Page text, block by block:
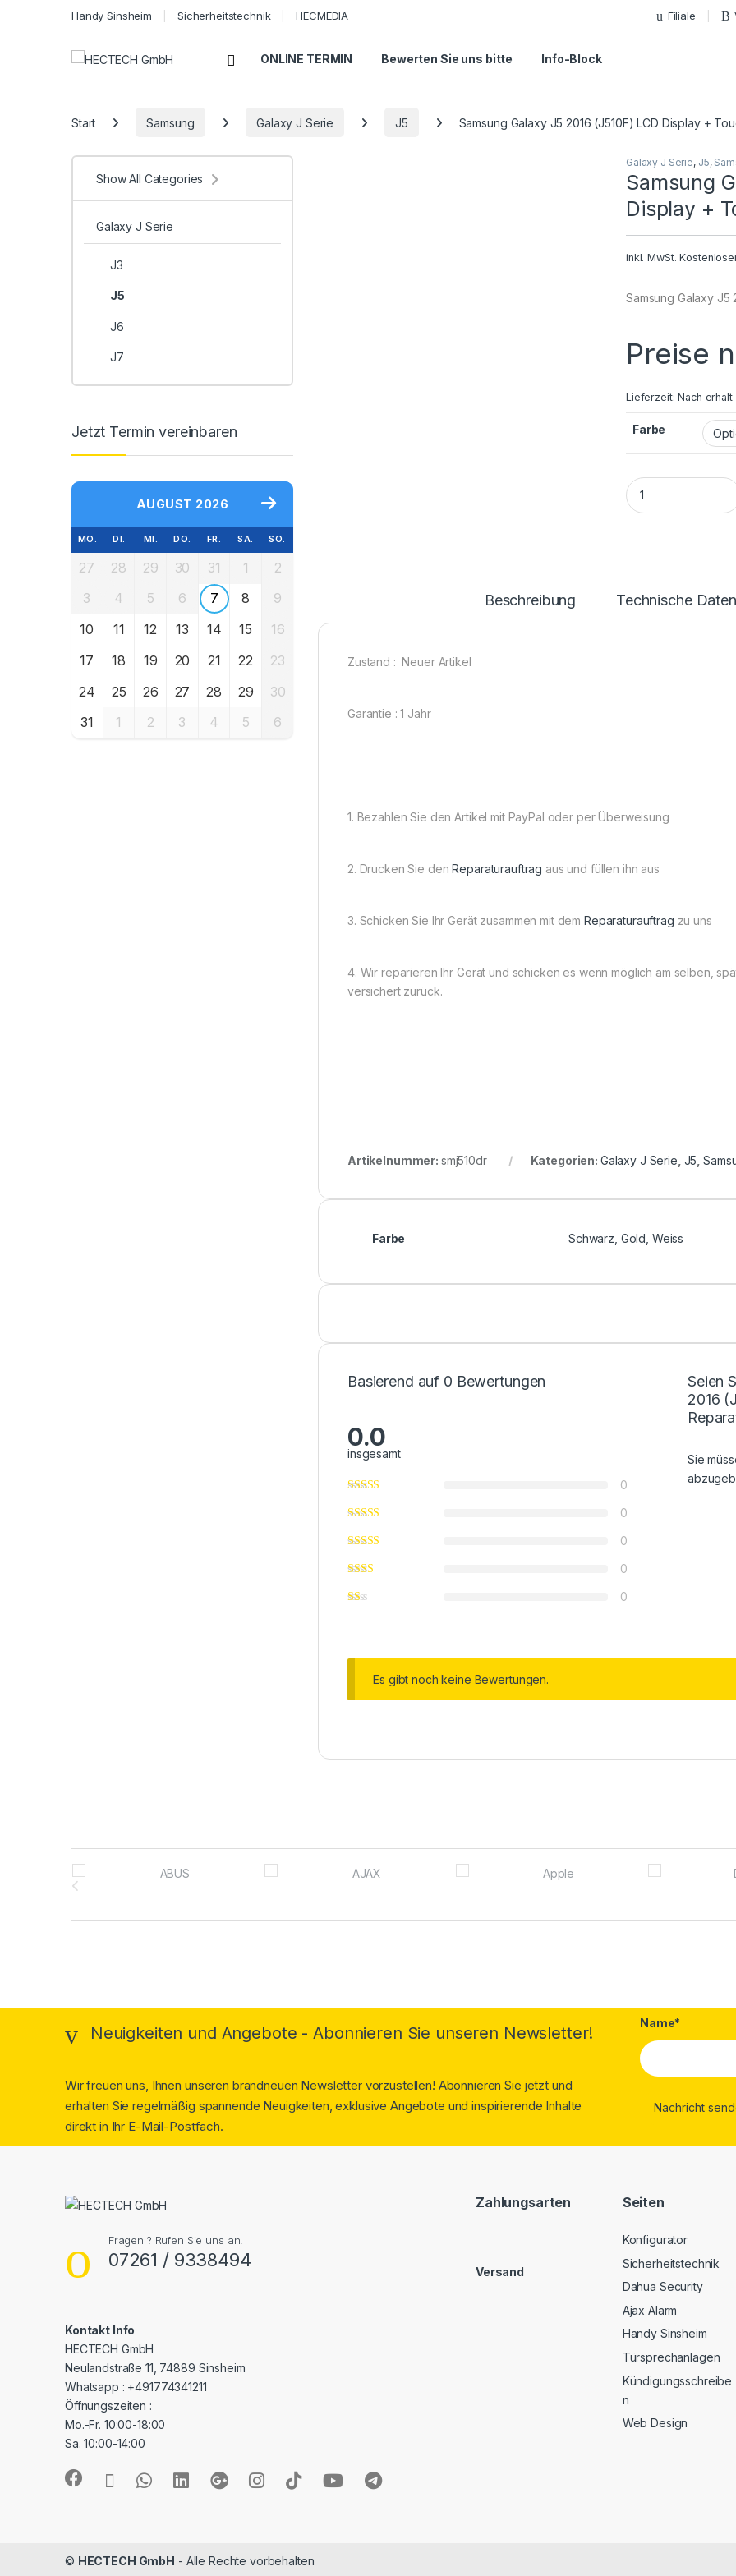
Handy Sinsheim Sicherheitstechnik HECMEDIA Filiale
Open ONLINE TERMIN Bewerten Sie uns bitte Info-Block
Start Samsung Galaxy J Serie J5 Samsung Galaxy J5 2016 (J510F) LCD Display +
Galaxy J Serie, J5,
Samsung
Display +
inkl. MwSt.
Samsung Galaxy J5
Preise
Lieferzeit:Nach
Farbe
Samsung Galaxy
Beschreibung Technische Daten
Zustand : Neuer Artikel
Garantie : 1 Jahr
1. Bezahlen Sie den Artikel mit PayPal oder per Überweisung
2. Drucken Sie denReparaturauftrag aus und füllen ihn aus
3. Schicken Sie Ihr Gerät zusammen mit dem Reparaturauftrag zu uns
4. Wir reparieren Ihr Gerät und schicken es wenn möglich am selben,
versichert zurück.
Artikelnummer: smj510dr Kategorien: Galaxy J Serie J5 ,
Farbe Schwarz, Gold, Weiss
Basierend auf 0 Bewertungen
0.0
insgesamt
0
0
0
0
0
Seien
2016
Sie
Es gibt noch keine Bewertungen.
Show All Categories
Galaxy J Serie
J3
J5
J6
J7
Jetzt Termin vereinbaren
AUGUST 2026
MO. DI. MI. DO. FR. SA. SO.
27 28 29 30 31 1
2
3
4 5 6 7 8
9
10
11 12 13 14 15
16
17
18 19 20 21 22
23
24
25 26 27 28 29
30
31
1 2 3 4 5 6
Brands Carousel
Neuigkeiten und Angebote - Abonnieren Sie unseren Newsletter!
Wir freuen uns, Ihnen unseren brandneuen Newsletter vorzustellen! Abonnieren Sie jetzt und
erhalten Sie regelmäßig spannende Neuigkeiten, exklusive Angebote und inspirierende Inhalte
direkt in Ihr E-Mail-Postfach.
Name*
Fragen ? Rufen Sie uns an!
07261 / 9338494
Kontakt Info
HECTECH GmbH
Neulandstraße 11, 74889 Sinsheim
Whatsapp : +491774341211
Öffnungszeiten :
Mo.-Fr. 10:00-18:00
Sa. 10:00-14:00
Zahlungsarten
Versand
Seiten
Konfigurator
Sicherheitstechnik
Dahua Security
Ajax Alarm
Handy Sinsheim
Türsprechanlagen
Kündigungsschreibe
n
Web Design
© HECTECH GmbH - Alle Rechte vorbehalten